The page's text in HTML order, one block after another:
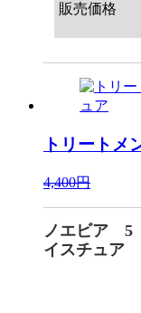
販売価格
トリート
4,400円
ノエビア 5
イスチュア